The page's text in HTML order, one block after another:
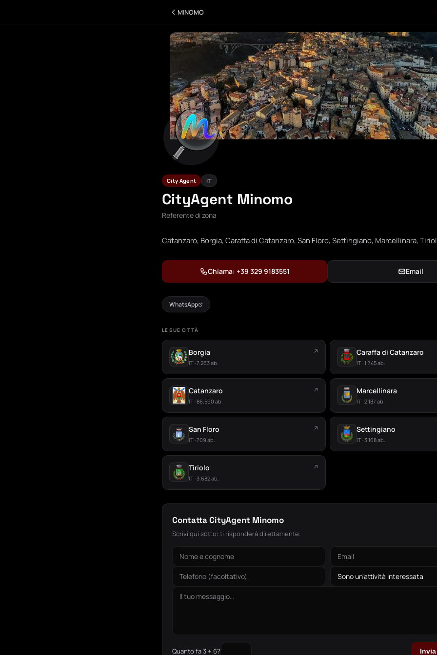
MINOMO
City Agent IT
CityAgent Minomo
Referente di zona
Catanzaro, Borgia, Caraffa di Catanzaro, San Floro, Settìngiano, Marcellinara,
Chiama: +39 329 9183551 Email
WhatsApp
LE SUE CITTÀ
Borgia
IT · 7.263 ab.
↗ Caraffa di Catanzaro
IT · 1.745 ab.
Catanzaro
IT · 86.590 ab.
↗ Marcellinara
IT · 2.187 ab.
San Floro
IT · 709 ab.
↗ Settingiano
IT · 3.168 ab.
Tiriolo
IT · 3.682 ab.
↗
Contatta CityAgent Minomo
Scrivi qui sotto: ti risponderà direttamente.
Quanto fa 3 + 6?